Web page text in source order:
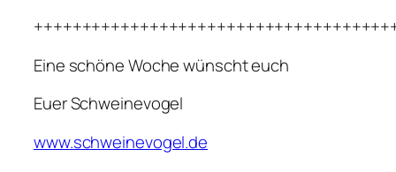
Eine schöne Woche wünscht euch
Euer Schweinevogel
www.schweinevogel.de